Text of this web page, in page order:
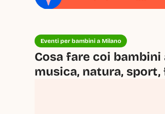
Eventi per bambini a Milano
Cosa fare coi
musica, natura,